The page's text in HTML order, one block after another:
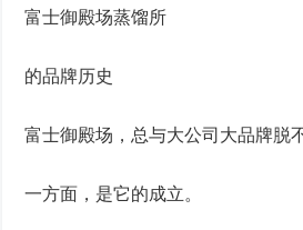
富士御殿场蒸馏所
的品牌历史
富士御殿场，总与大公司大品牌脱
一方面，是它的成立。